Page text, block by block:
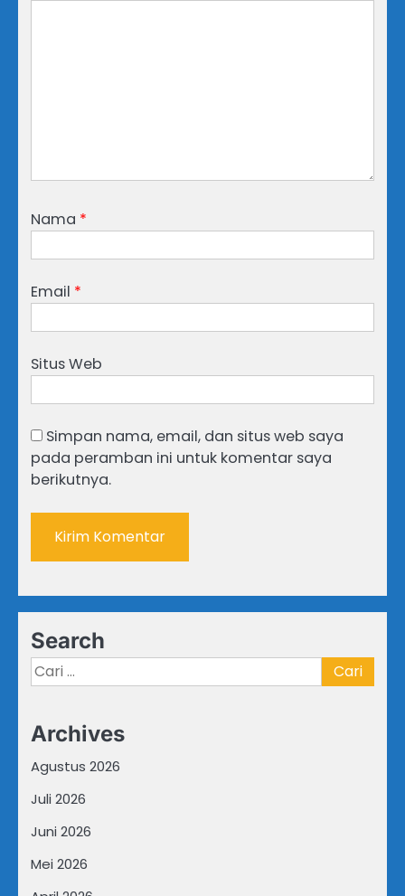
Nama *
Email *
Situs Web
Simpan nama, email, dan situs web saya
pada peramban ini untuk komentar saya
berikutnya.
Search
Cari
untuk:
Archives
Agustus 2026
Juli 2026
Juni 2026
Mei 2026